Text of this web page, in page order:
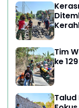
Tim
ke
Talud